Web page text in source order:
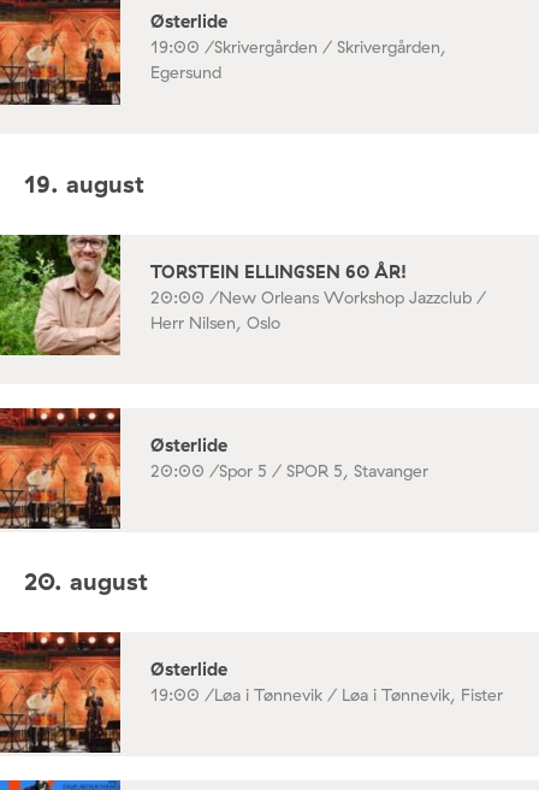
Østerlide
19:00 /Skrivergården / Skrivergården,
Egersund
19. august
TORSTEIN ELLINGSEN 60 ÅR!
20:00 /New Orleans Workshop Jazzclub /
Herr Nilsen, Oslo
Østerlide
20:00 /Spor 5 / SPOR 5, Stavanger
20. august
Østerlide
19:00 /Løa i Tønnevik / Løa i Tønnevik, Fister